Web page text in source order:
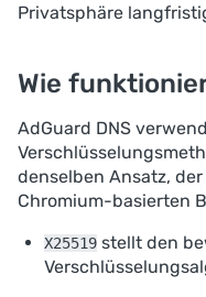
Privatsphäre
Wie
AdGuard DNS
denselben Ansatz,
Chromium-basierten
X25519 stellt den